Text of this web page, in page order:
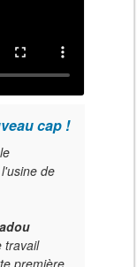
cap !
de
travail